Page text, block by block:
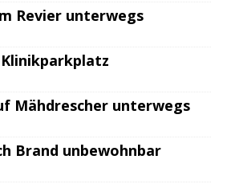
Revier unterwegs
Mähdrescher unterwegs
Brand unbewohnbar